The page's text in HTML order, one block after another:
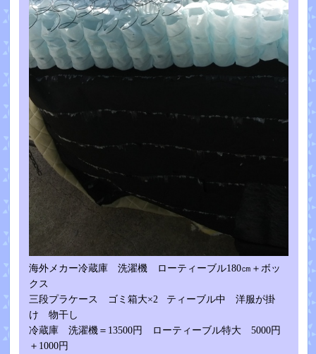
海外メカー冷蔵庫 洗濯機 ローティーブル180㎝＋ボッ
クス
三段プラケース ゴミ箱大×2 ティーブル中 洋服が掛
け 物干し
冷蔵庫 洗濯機＝13500円 ローティーブル特大 5000円
＋1000円